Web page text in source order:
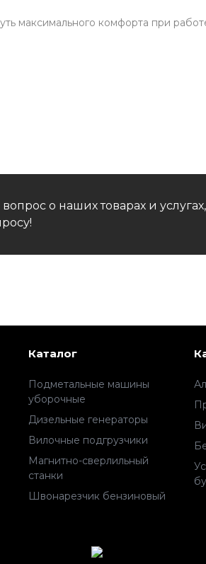
максимального комфорта при
о наших товарах и
Каталог
Подметальные машины
уборочные
Дизельные генераторы
Вилочные подгрузчики
Магнитно-сверлильный
станки
Швонарезчик бензиновый